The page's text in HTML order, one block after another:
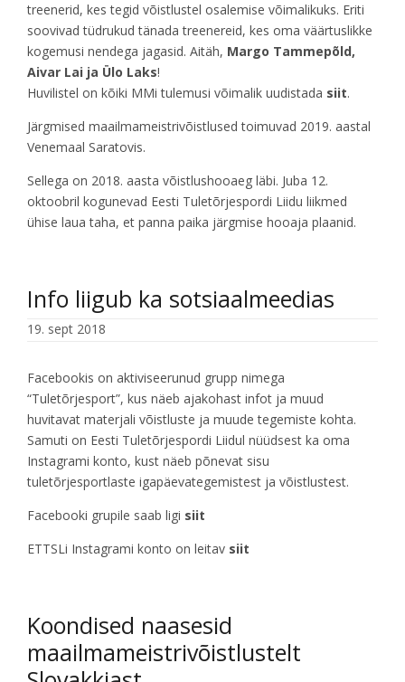
treenerid, kes tegid võistlustel osalemise võimalikuks. Eriti
soovivad tüdrukud tänada treenereid, kes oma väärtuslikke
kogemusi nendega jagasid. Aitäh, Margo Tammepõld,
Aivar Lai ja Ülo Laks!
Huvilistel on kõiki MMi tulemusi võimalik uudistada siit.
Järgmised maailmameistrivõistlused toimuvad 2019. aastal
Venemaal Saratovis.
Sellega on 2018. aasta võistlushooaeg läbi. Juba 12.
oktoobril kogunevad Eesti Tuletõrjespordi Liidu liikmed
ühise laua taha, et panna paika järgmise hooaja plaanid.
Info liigub ka sotsiaalmeedias
19. sept 2018
Facebookis on aktiviseerunud grupp nimega
“Tuletõrjesport”, kus näeb ajakohast infot ja muud
huvitavat materjali võistluste ja muude tegemiste kohta.
Samuti on Eesti Tuletõrjespordi Liidul nüüdsest ka oma
Instagrami konto, kust näeb põnevat sisu
tuletõrjesportlaste igapäevategemistest ja võistlustest.
Facebooki grupile saab ligi siit
ETTSLi Instagrami konto on leitav siit
Koondised naasesid
maailmameistrivõistlustelt